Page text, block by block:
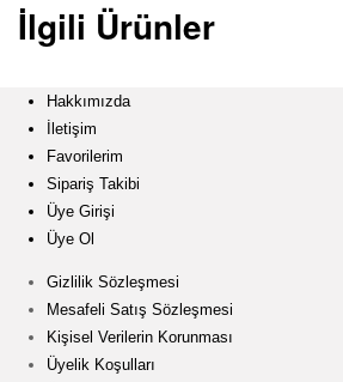
a
k
n
a
Y
İlgili Ürünler
Hakkımızda
İletişim
Favorilerim
Sipariş Takibi
Üye Girişi
Üye Ol
Gizlilik Sözleşmesi
Mesafeli Satış Sözleşmesi
Kişisel Verilerin Korunması
Üyelik Koşulları